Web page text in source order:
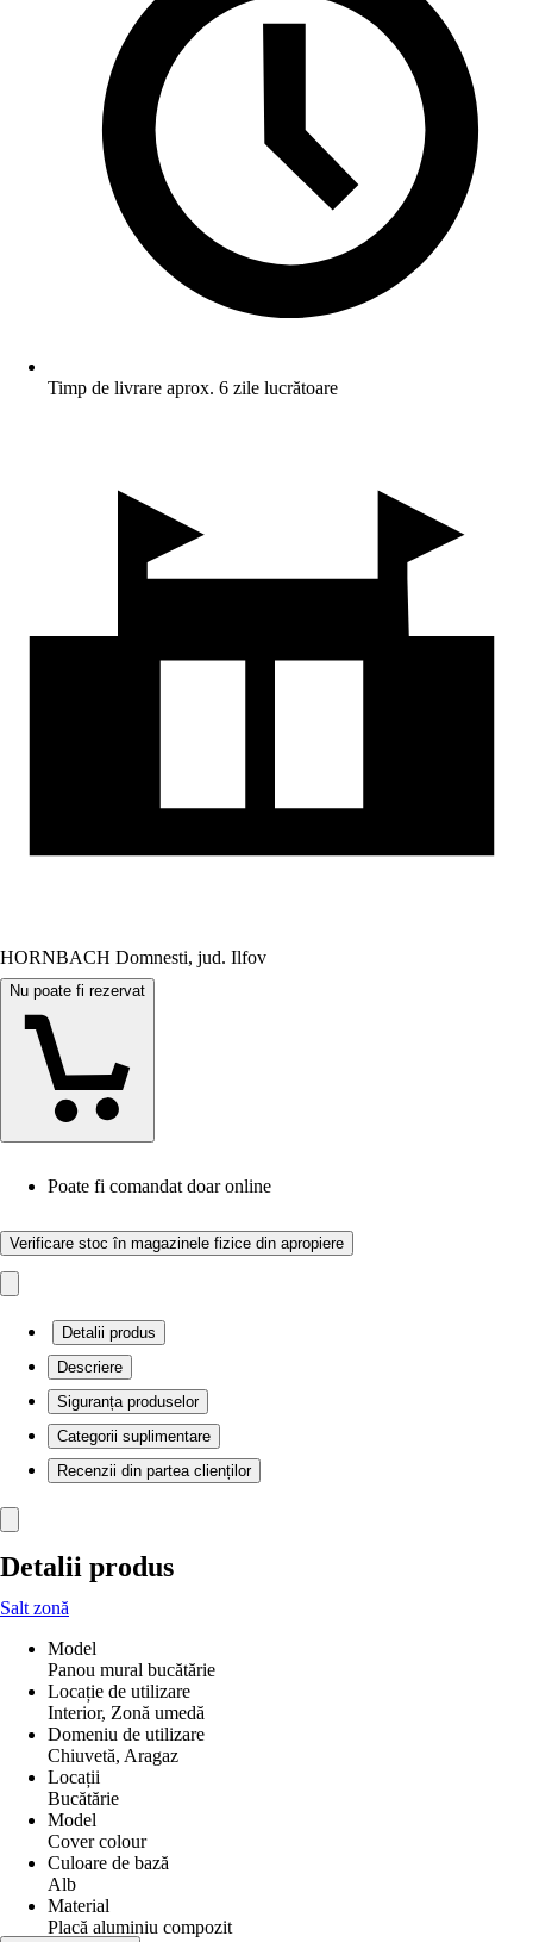
Timp de livrare aprox. 6 zile lucrătoare
HORNBACH Domnesti, jud. Ilfov
Nu poate fi rezervat
Poate fi comandat doar online
Verificare stoc în magazinele fizice din apropiere
Detalii produs
Descriere
Siguranța produselor
Categorii suplimentare
Recenzii din partea clienților
Detalii produs
Salt zonă
Model
Panou mural bucătărie
Locație de utilizare
Interior, Zonă umedă
Domeniu de utilizare
Chiuvetă, Aragaz
Locații
Bucătărie
Model
Cover colour
Culoare de bază
Alb
Material
Placă aluminiu compozit